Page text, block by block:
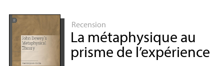
Recension
La métaphysique au
prisme de l’expérience